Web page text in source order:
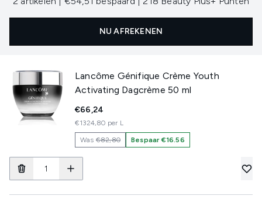
NU AFREKENEN
Lancôme Génifique Crème Youth
Activating Dagcrème 50 ml
€66,24
€1324,80 per L
Was€82,80 Bespaar €16.56